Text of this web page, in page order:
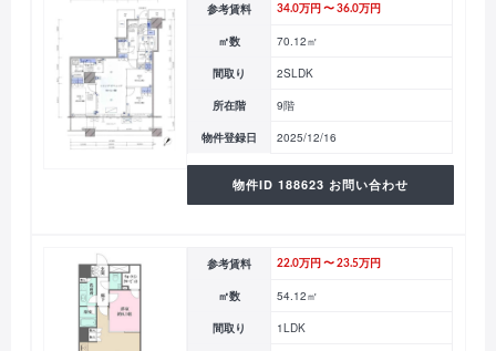
参考賃料 34.0万円 〜 36.0万円
㎡数 70.12㎡
間取り 2SLDK
所在階 9階
物件登録日 2025/12/16
物件ID 188623 お問い合わせ
参考賃料 22.0万円 〜 23.5万円
㎡数 54.12㎡
間取り 1LDK